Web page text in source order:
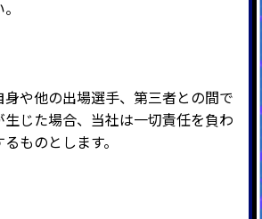
や他の出場選手、第三者との間で
生じた場合、当社は一切責任を負わ
ものとします。